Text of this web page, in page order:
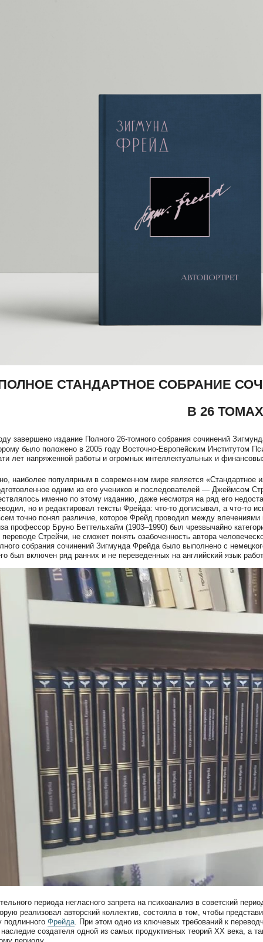
СТАНДАРТНОЕ СОБРАНИЕ
В 26 ТОМАХ
завершено издание Полного 26-томного собрания сочинений
было положено в 2005 году Восточно-Европейским Институтом
лет напряженной работы и огромных интеллектуальных и
наиболее популярным в современном мире является «Стандартное
одним из его учеников и последователей — Джеймсом
именно по этому изданию, даже несмотря на ряд его
но и редактировал тексты Фрейда: что-то дописывал, а что-то
точно понял различие, которое Фрейд проводил между влечениями
профессор Бруно Беттельхайм (1903–1990) был чрезвычайно
переводе Стрейчи, не сможет понять озабоченность автора
собрания сочинений Зигмунда Фрейда было выполнено с
был включен ряд ранних и не переведенных на английский язык
периода негласного запрета на психоанализ в советский
реализовал авторский коллектив, состояла в том, чтобы
подлинного Фрейда. При этом одно из ключевых требований к
наследие создателя одной из самых продуктивных теорий ХХ века, а